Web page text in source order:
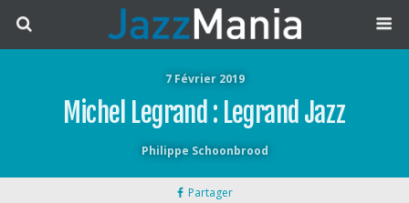
7 Février 2019
Michel Legrand : Legrand Jazz
Philippe Schoonbrood
Partager